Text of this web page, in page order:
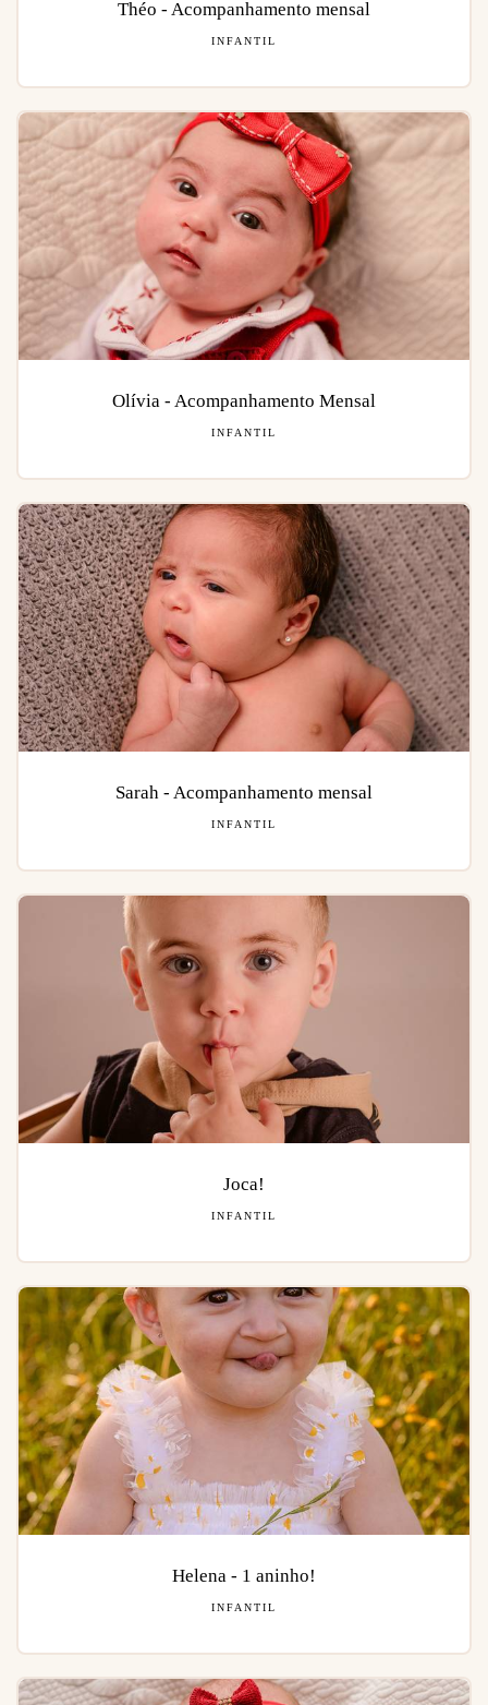
Théo - Acompanhamento mensal
INFANTIL
Olívia - Acompanhamento Mensal
INFANTIL
Sarah - Acompanhamento mensal
INFANTIL
Joca!
INFANTIL
Helena - 1 aninho!
INFANTIL